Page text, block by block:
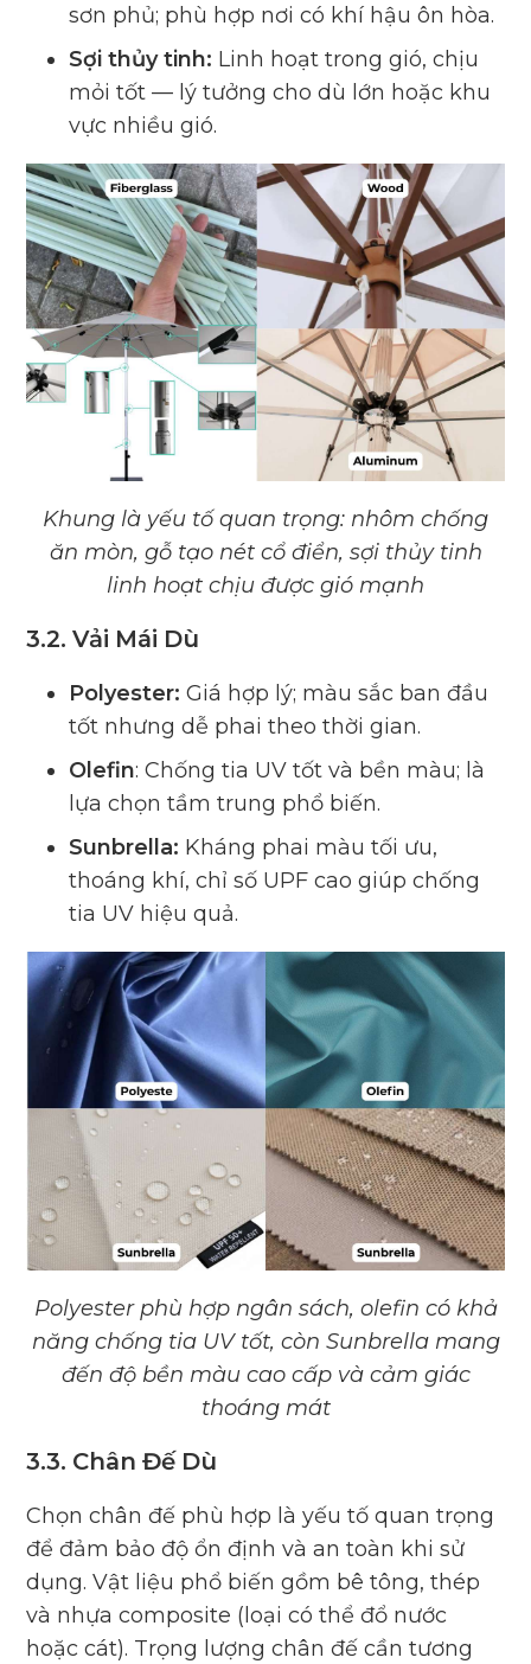
sơn phủ; phù hợp nơi có khí hậu ôn hòa.
Sợi thủy tinh: Linh hoạt trong gió, chịu
mỏi tốt — lý tưởng cho dù lớn hoặc khu
vực nhiều gió.
Khung là yếu tố quan trọng: nhôm chống
ăn mòn, gỗ tạo nét cổ điển, sợi thủy tinh
linh hoạt chịu được gió mạnh
3.2. Vải Mái Dù
Polyester: Giá hợp lý; màu sắc ban đầu
tốt nhưng dễ phai theo thời gian.
Olefin: Chống tia UV tốt và bền màu; là
lựa chọn tầm trung phổ biến.
Sunbrella: Kháng phai màu tối ưu,
thoáng khí, chỉ số UPF cao giúp chống
tia UV hiệu quả.
Polyester phù hợp ngân sách, olefin có khả
năng chống tia UV tốt, còn Sunbrella mang
đến độ bền màu cao cấp và cảm giác
thoáng mát
3.3. Chân Đế Dù
Chọn chân đế phù hợp là yếu tố quan trọng
để đảm bảo độ ổn định và an toàn khi sử
dụng. Vật liệu phổ biến gồm bê tông, thép
và nhựa composite (loại có thể đổ nước
hoặc cát). Trọng lượng chân đế cần tương